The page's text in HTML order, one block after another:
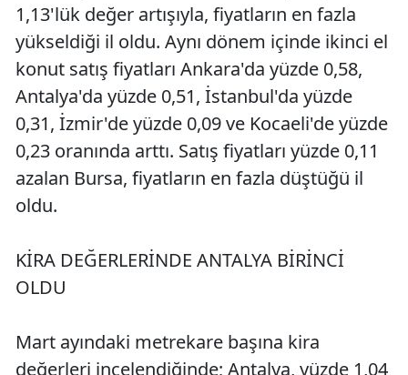
1,13'lük değer artışıyla, fiyatların en fazla
yükseldiği il oldu. Aynı dönem içinde ikinci el
konut satış fiyatları Ankara'da yüzde 0,58,
Antalya'da yüzde 0,51, İstanbul'da yüzde
0,31, İzmir'de yüzde 0,09 ve Kocaeli'de yüzde
0,23 oranında arttı. Satış fiyatları yüzde 0,11
azalan Bursa, fiyatların en fazla düştüğü il
oldu.
KİRA DEĞERLERİNDE ANTALYA BİRİNCİ
OLDU
Mart ayındaki metrekare başına kira
değerleri incelendiğinde; Antalya, yüzde 1,04